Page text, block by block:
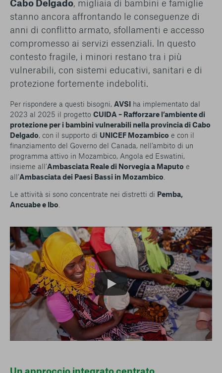
Cabo Delgado, migliaia di bambini e famiglie
stanno ancora affrontando le conseguenze di
anni di conflitto armato, sfollamenti e accesso
compromesso ai servizi essenziali. In questo
contesto fragile, i minori restano tra i più
vulnerabili, con sistemi educativi, sanitari e di
protezione fortemente indeboliti.
Per rispondere a questi bisogni, AVSI ha implementato dal
2023 al 2025 il progetto CUIDA – Rafforzare l’ambiente di
protezione per i bambini vulnerabili nella provincia di Cabo
Delgado, con il supporto di UNICEF Mozambico e con il
finanziamento del Governo del Canada, nell’ambito di un
programma attivo in Mozambico, Angola ed Eswatini,
insieme all’Ambasciata Reale di Norvegia a Maputo e
all’Ambasciata dei Paesi Bassi in Mozambico
Le attività si sono concentrate nei distretti di Pemba,
Ancuabe e Ibo
Un approccio integrato centrato